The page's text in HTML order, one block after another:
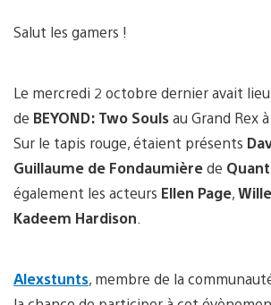
Salut les gamers !
Le mercredi 2 octobre dernier avait
de BEYOND: Two Soulsau Grand Rex à
Sur le tapis rouge, étaient présents
Guillaume de Fondaumièrede
également les acteurs Ellen Page,
Kadeem Hardison
Alexstunts, membre de la